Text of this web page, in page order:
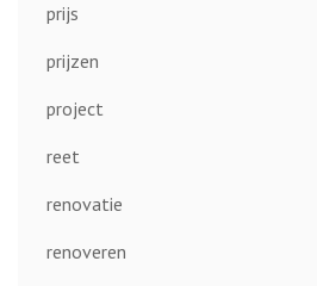
prijs
prijzen
project
reet
renovatie
renoveren